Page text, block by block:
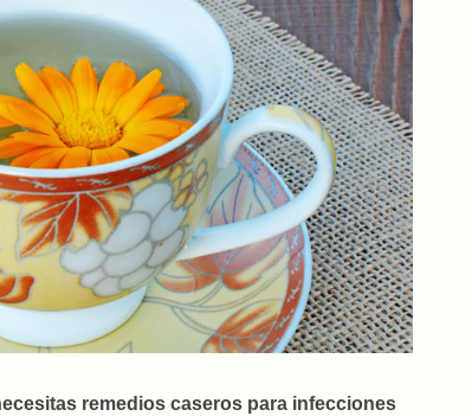
remedios caseros para infecciones